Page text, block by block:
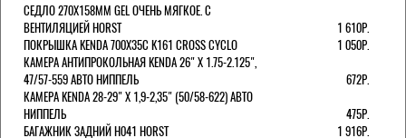
СЕДЛО 270Х158ММ GEL ОЧЕНЬ МЯГКОЕ. С
ВЕНТИЛЯЦИЕЙ HORST
1 610Р.
ПОКРЫШКА KENDA 700Х35С K161 CROSS CYCLO
1 050Р.
КАМЕРА АНТИПРОКОЛЬНАЯ KENDA 26" Х 1.75-2.125",
47/57-559 АВТО НИППЕЛЬ
672Р.
КАМЕРА KENDA 28-29" Х 1,9-2,35" (50/58-622) АВТО
НИППЕЛЬ
475Р.
БАГАЖНИК ЗАДНИЙ H041 HORST
1 916Р.